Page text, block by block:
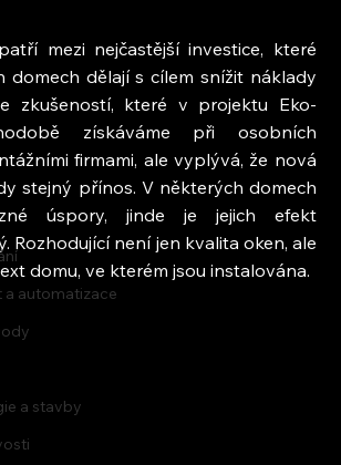
automatizace
a stavby
mezi nejčastější investice, které
domech dělají s cílem snížit náklady
zkušeností, které v projektu Eko-
získáváme při osobních
firmami, ale vyplývá, že nová
stejný přínos. V některých domech
úspory, jinde je jejich efekt
Rozhodující není jen kvalita oken, ale
domu, ve kterém jsou instalována.